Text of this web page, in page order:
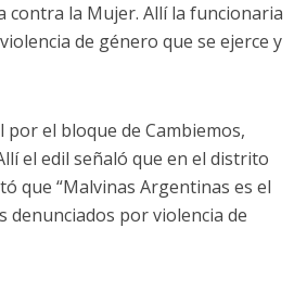
contra la Mujer. Allí la funcionaria
de género que se ejerce y
el bloque de Cambiemos,
el edil señaló que en el distrito
que “Malvinas Argentinas es el
denunciados por violencia de